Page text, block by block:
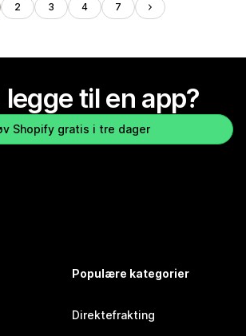
2 3 4 7
til en app?
Shopify gratis i tre dager
Populære kategorier
Direktefrakting